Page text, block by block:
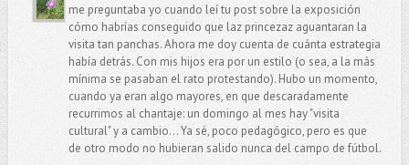
me preguntaba yo cuando leí tu post sobre la exposición
cómo habrías conseguido que laz princezaz aguantaran la
visita tan panchas. Ahora me doy cuenta de cuánta estrategia
había detrás. Con mis hijos era por un estilo (o sea, a la más
mínima se pasaban el rato protestando). Hubo un momento,
cuando ya eran algo mayores, en que descaradamente
recurrimos al chantaje: un domingo al mes hay "visita
cultural" y a cambio... Ya sé, poco pedagógico, pero es que
de otro modo no hubieran salido nunca del campo de fútbol.